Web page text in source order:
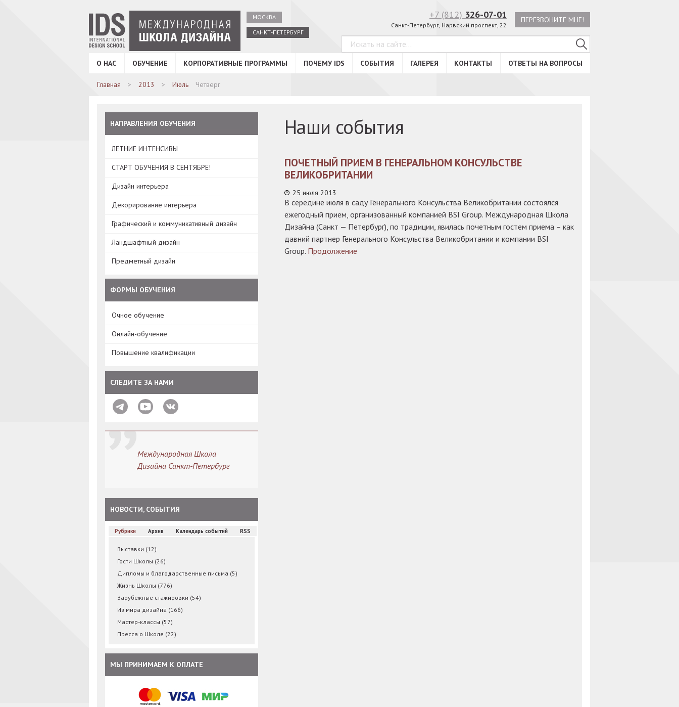
МОСКВА
САНКТ-ПЕТЕРБУРГ
+7 (812) 326-07-01
Санкт-Петербург, Нарвский проспект, 22
ПЕРЕЗВОНИТЕ МНЕ!
О НАС ОБУЧЕНИЕ КОРПОРАТИВНЫЕ ПРОГРАММЫ ПОЧЕМУ IDS СОБЫТИЯ ГАЛЕРЕЯ КОНТАКТЫ ОТВЕТЫ НА ВОПРОСЫ
Главная 2013 Июль Четверг
НАПРАВЛЕНИЯ ОБУЧЕНИЯ
ЛЕТНИЕ ИНТЕНСИВЫ
СТАРТ ОБУЧЕНИЯ В СЕНТЯБРЕ!
Дизайн интерьера
Декорирование интерьера
Графический и коммуникативный дизайн
Ландшафтный дизайн
Предметный дизайн
ФОРМЫ ОБУЧЕНИЯ
Очное обучение
Онлайн-обучение
Повышение квалификации
СЛЕДИТЕ ЗА НАМИ
Международная Школа
Дизайна Санкт-Петербург
НОВОСТИ, СОБЫТИЯ
Рубрики Архив Календарь событий RSS
Выставки (12)
Гости Школы (26)
Дипломы и благодарственные письма (5)
Жизнь Школы (776)
Зарубежные стажировки (54)
Из мира дизайна (166)
Мастер-классы (57)
Пресса о Школе (22)
МЫ ПРИНИМАЕМ К ОПЛАТЕ
Наши события
ПОЧЕТНЫЙ ПРИЕМ В ГЕНЕРАЛЬНОМ КОНСУЛЬСТВЕ
ВЕЛИКОБРИТАНИИ
25 июля 2013
В середине июля в саду Генерального Консульства Великобритании состоялся
ежегодный прием, организованный компанией BSI Group. Международная Школа
Дизайна (Санкт — Петербург), по традиции, явилась почетным гостем приема – как
давний партнер Генерального Консульства Великобритании и компании BSI
Group. Продолжение